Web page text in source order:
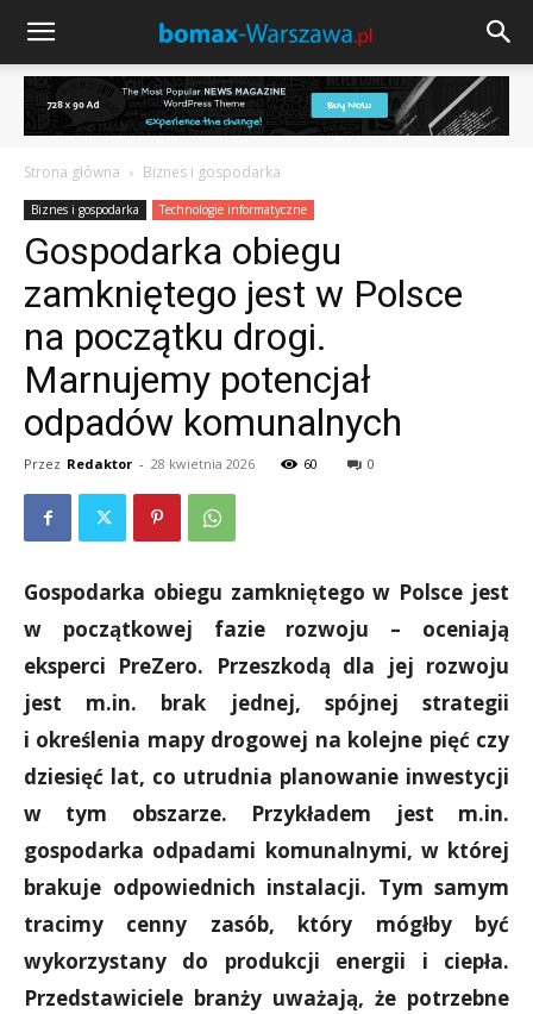
Strona główna Biznes i gospodarka
Biznes i gospodarka Technologie informatyczne
Gospodarka obiegu
zamkniętego jest w Polsce
na początku drogi.
Marnujemy potencjał
odpadów komunalnych
Przez Redaktor - 28 kwietnia 2026 60 0
Gospodarka obiegu zamkniętego w Polsce jest
w początkowej fazie rozwoju – oceniają
eksperci PreZero. Przeszkodą dla jej rozwoju
jest m.in. brak jednej, spójnej strategii
i określenia mapy drogowej na kolejne pięć czy
dziesięć lat, co utrudnia planowanie inwestycji
w tym obszarze. Przykładem jest m.in.
gospodarka odpadami komunalnymi, w której
brakuje odpowiednich instalacji. Tym samym
tracimy cenny zasób, który mógłby być
wykorzystany do produkcji energii i ciepła.
Przedstawiciele branży uważają, że potrzebne